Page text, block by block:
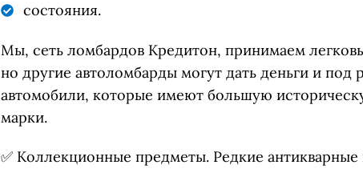
состояния.
Мы, сеть ломбардов Кредитон, принимаем
но другие автоломбарды могут дать деньги и под
автомобили, которые имеют большую
марки.
✅ Коллекционные предметы. Редкие